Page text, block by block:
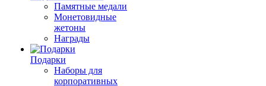
Памятные медали
Монетовидные
жетоны
Награды
Подарки
Наборы для
корпоративных